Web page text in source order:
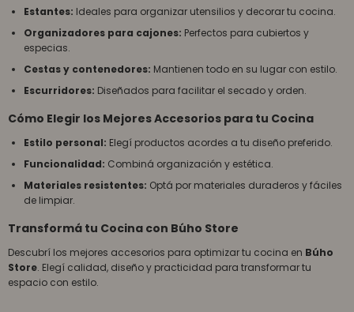
Estantes: Ideales para organizar utensilios y decorar tu cocina.
Organizadores para cajones: Perfectos para cubiertos y
especias.
Cestas y contenedores: Mantienen todo en su lugar con estilo.
Escurridores: Diseñados para facilitar el secado y orden.
Cómo Elegir los Mejores Accesorios para tu Cocina
Estilo personal: Elegí productos acordes a tu diseño preferido.
Funcionalidad: Combiná organización y estética.
Materiales resistentes: Optá por materiales duraderos y fáciles
de limpiar.
Transformá tu Cocina con Búho Store
Descubrí los mejores accesorios para optimizar tu cocina en Búho
Store. Elegí calidad, diseño y practicidad para transformar tu
espacio con estilo.